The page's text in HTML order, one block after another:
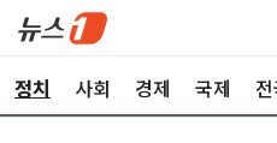
정치 사회 경제 국제